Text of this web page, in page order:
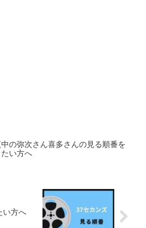
の弥次さん喜多さんの見る順番を
い方へ
い方へ